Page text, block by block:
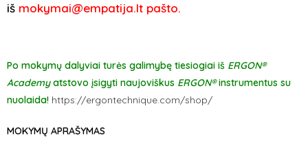
iš mokymai@empatija.lt pašto.
Po mokymų dalyviai turės galimybę tiesiogiai iš ERGON®
Academyatstovo įsigyti naujoviškus ERGON®instrumentus su
nuolaida! https://ergontechnique.com/shop/
MOKYMŲ APRAŠYMAS